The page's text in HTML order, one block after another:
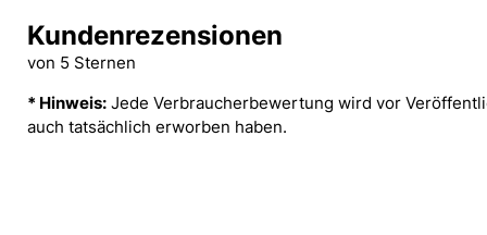
Kundenrezensionen
von 5 Sternen
* Hinweis: Jede Verbraucherbewertung wird vor
auch tatsächlich erworben haben.